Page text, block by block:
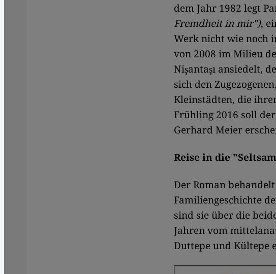
dem Jahr 1982 legt
Fremdheit in mir"),
Werk nicht wie noch
von 2008 im Milieu
Nişantaşı ansiedelt,
sich den
Kleinstädten, die
Frühling 2016 soll
Gerhard Meier
Reise in die
Der Roman
Familiengeschichte
sind sie über die
Jahren vom
Duttepe und Kültepe